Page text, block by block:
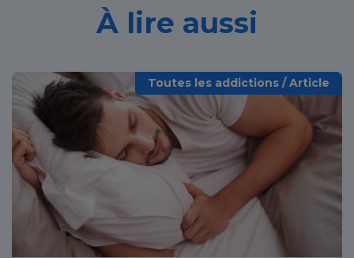
À lire aussi
Toutes les addictions / Article